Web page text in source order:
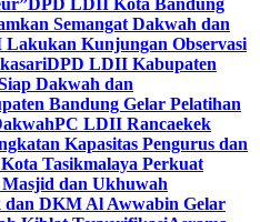
DPD LDII Kota Bandung
Semangat Dakwah dan
Lakukan Kunjungan Observasi
DPD LDII Kabupaten
Dakwah dan
Bandung Gelar Pelatihan
PC LDII Rancaekek
Kapasitas Pengurus dan
Tasikmalaya Perkuat
dan Ukhuwah
DKM Al Awwabin Gelar